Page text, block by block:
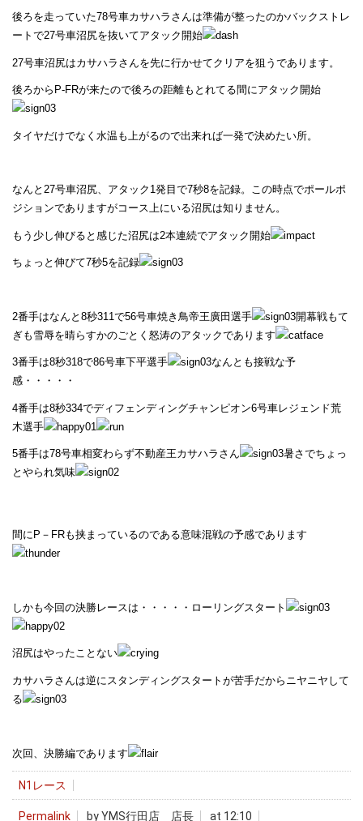
後ろを走っていた78号車カサハラさんは準備が整ったのかバックストレ
ートで27号車沼尻を抜いてアタック開始
27号車沼尻はカサハラさんを先に行かせてクリアを狙うであります。
後ろからP-FRが来たので後ろの距離もとれてる間にアタック開始
タイヤだけでなく水温も上がるので出来れば一発で決めたい所。
なんと27号車沼尻、アタック1発目で7秒8を記録。この時点でポールポ
ジションでありますがコース上にいる沼尻は知りません。
もう少し伸びると感じた沼尻は2本連続でアタック開始
ちょっと伸びて7秒5を記録
2番手はなんと8秒311で56号車焼き鳥帝王廣田選手
開幕戦もて
ぎも雪辱を晴らすかのごとく怒涛のアタックであります
3番手は8秒318で86号車下平選手
なんとも接戦な予
感・・・・・
4番手は8秒334でディフェンディングチャンピオン6号車レジェンド荒
木選手
5番手は78号車相変わらず不動産王カサハラさん
暑さでちょっ
とやられ気味
間にP－FRも挟まっているのである意味混戦の予感であります
しかも今回の決勝レースは・・・・・ローリングスタート
沼尻はやったことない
カサハラさんは逆にスタンディングスタートが苦手だからニヤニヤして
る
次回、決勝編であります
N1レース
Permalink by YMS行田店 店長 at 12:10